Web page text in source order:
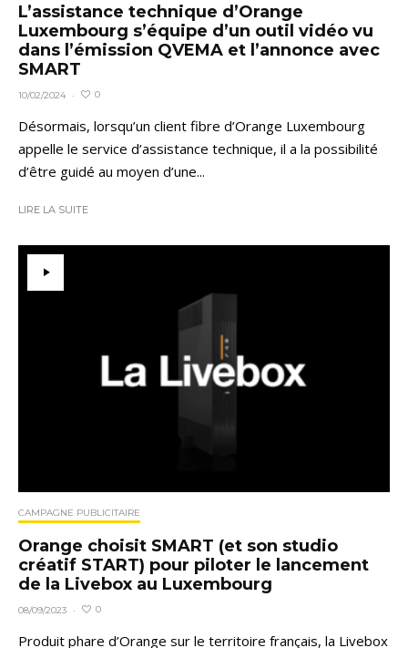
L’assistance technique d’Orange
Luxembourg s’équipe d’un outil vidéo vu
dans l’émission QVEMA et l’annonce avec
SMART
10/02/2024 · 0
Désormais, lorsqu’un client fibre d’Orange Luxembourg
appelle le service d’assistance technique, il a la possibilité
d’être guidé au moyen d’une...
LIRE LA SUITE
CAMPAGNE PUBLICITAIRE
Orange choisit SMART (et son studio
créatif START) pour piloter le lancement
de la Livebox au Luxembourg
08/09/2023 · 0
Produit phare d’Orange sur le territoire français, la Livebox